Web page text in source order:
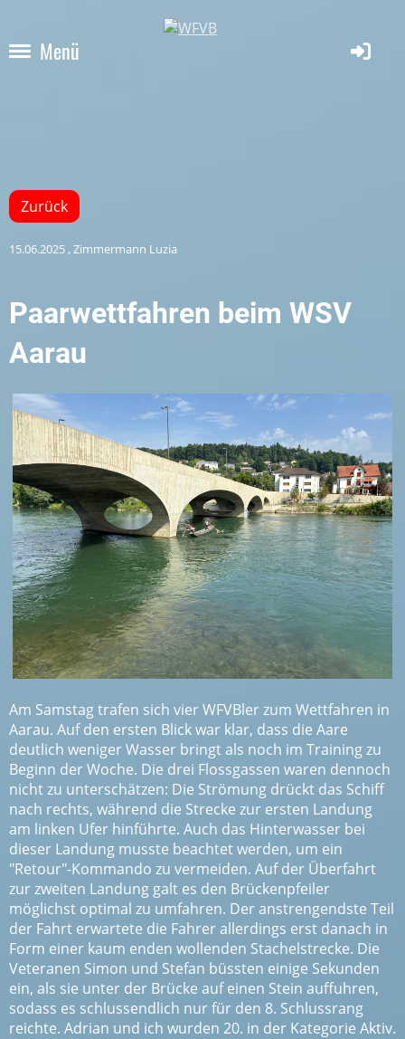
Menü
Zurück
15.06.2025, Zimmermann Luzia
Paarwettfahren beim WSV
Aarau
Am Samstag trafen sich vier WFVBler zum Wettfahren in
Aarau. Auf den ersten Blick war klar, dass die Aare
deutlich weniger Wasser bringt als noch im Training zu
Beginn der Woche. Die drei Flossgassen waren dennoch
nicht zu unterschätzen: Die Strömung drückt das Schiff
nach rechts, während die Strecke zur ersten Landung
am linken Ufer hinführte. Auch das Hinterwasser bei
dieser Landung musste beachtet werden, um ein
"Retour"-Kommando zu vermeiden. Auf der Überfahrt
zur zweiten Landung galt es den Brückenpfeiler
möglichst optimal zu umfahren. Der anstrengendste Teil
der Fahrt erwartete die Fahrer allerdings erst danach in
Form einer kaum enden wollenden Stachelstrecke. Die
Veteranen Simon und Stefan büssten einige Sekunden
ein, als sie unter der Brücke auf einen Stein auffuhren,
sodass es schlussendlich nur für den 8. Schlussrang
reichte. Adrian und ich wurden 20. in der Kategorie Aktiv.